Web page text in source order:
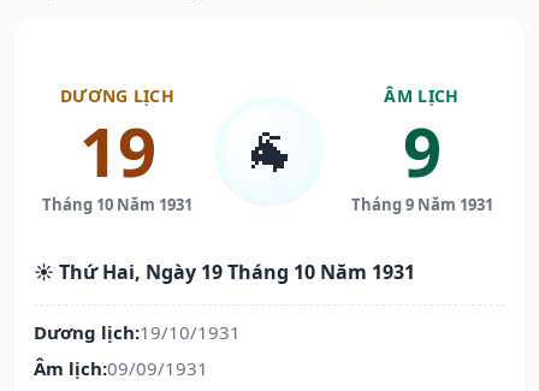
DƯƠNG LỊCH
19
Tháng 10 Năm 1931
🐐
ÂM LỊCH
9
Tháng 9 Năm 1931
☀️ Thứ Hai, Ngày 19 Tháng 10 Năm 1931
Dương lịch:19/10/1931
Âm lịch:09/09/1931